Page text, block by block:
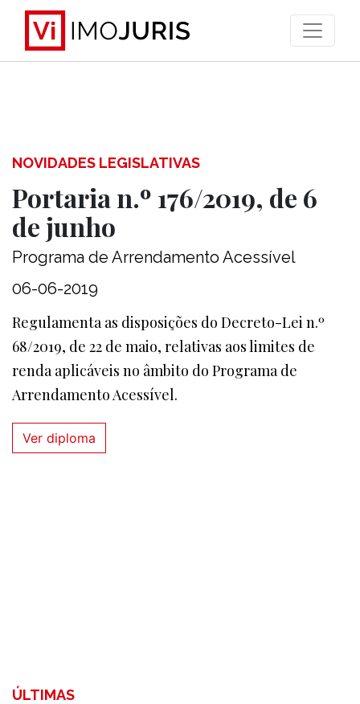
>
NOVIDADES LEGISLATIVAS
Portaria n.º 176/2019, de 6
de junho
Programa de Arrendamento Acessível
06-06-2019
Regulamenta as disposições do Decreto-Lei n.º
68/2019, de 22 de maio, relativas aos limites de
renda aplicáveis no âmbito do Programa de
Arrendamento Acessível.
Ver diploma
ÚLTIMAS